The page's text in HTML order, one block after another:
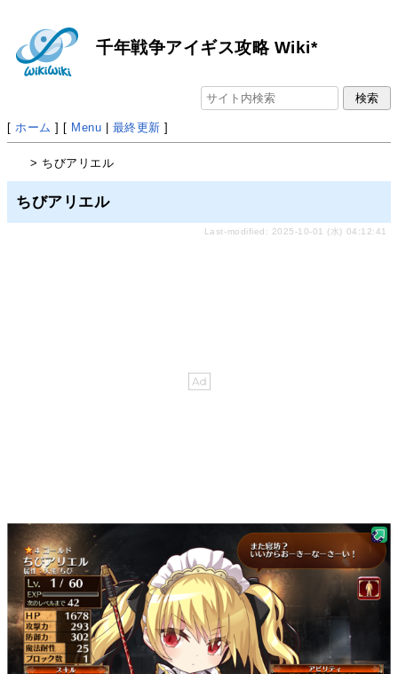
千年戦争アイギス攻略 Wiki*
[ ホーム ] [ Menu | 最終更新 ]
> ちびアリエル
ちびアリエル
Last-modified: 2025-10-01 (水) 04:12:41